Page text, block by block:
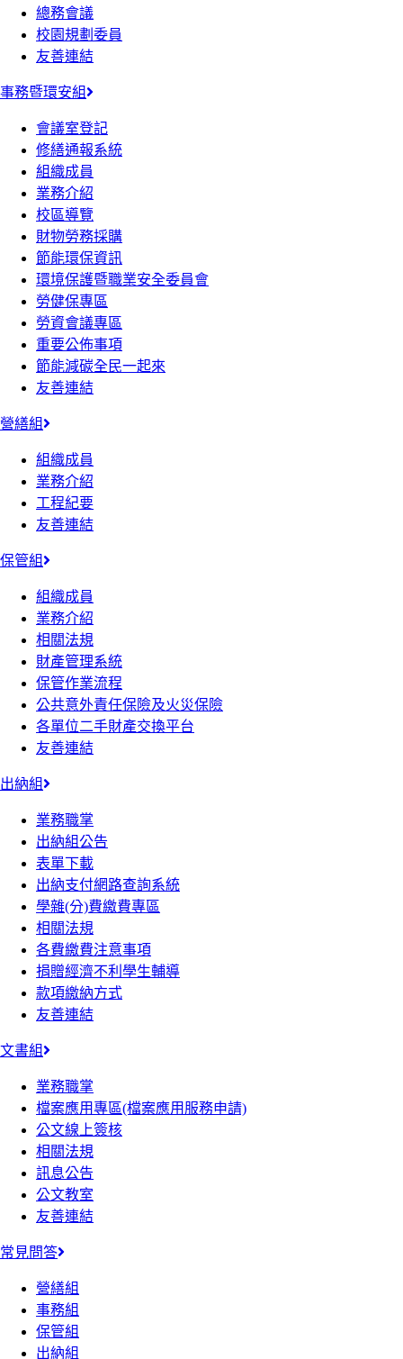
總務會議
校園規劃委員
友善連結
事務暨環安組
會議室登記
修繕通報系統
組織成員
業務介紹
校區導覽
財物勞務採購
節能環保資訊
環境保護暨職業安全委員會
勞健保專區
勞資會議專區
重要公佈事項
節能減碳全民一起來
友善連結
營繕組
組織成員
業務介紹
工程紀要
友善連結
保管組
組織成員
業務介紹
相關法規
財產管理系統
保管作業流程
公共意外責任保險及火災保險
各單位二手財產交換平台
友善連結
出納組
業務職掌
出納組公告
表單下載
出納支付網路查詢系統
學雜(分)費繳費專區
相關法規
各費繳費注意事項
捐贈經濟不利學生輔導
款項繳納方式
友善連結
文書組
業務職掌
檔案應用專區(檔案應用服務申請)
公文線上簽核
相關法規
訊息公告
公文教室
友善連結
常見問答
營繕組
事務組
保管組
出納組